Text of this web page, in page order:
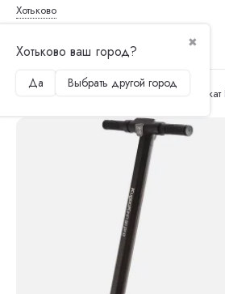
Хотьково
✖
Хотьково ваш город?
Да Выбрать другой город
Главная Архив Купить
Продолжить